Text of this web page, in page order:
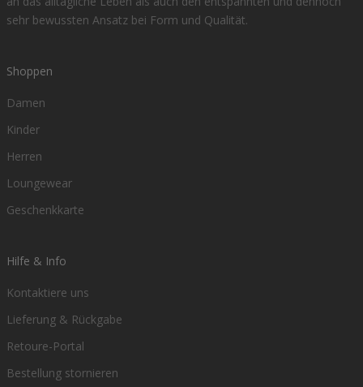
sehr bewussten Ansatz bei Form und Qualität.
Shoppen
Damen
Kinder
Herren
Loungewear
Geschenkkarte
Hilfe & Info
Kontaktiere uns
Lieferung & Rückgabe
Retoure-Portal
Bestellung stornieren